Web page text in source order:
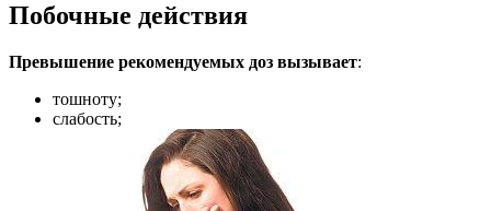
Побочные действия
Превышение рекомендуемых доз вызывает:
тошноту;
слабость;